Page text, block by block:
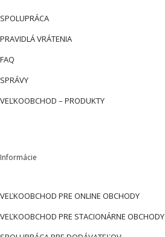
SPOLUPRÁCA
PRAVIDLÁ VRÁTENIA
FAQ
SPRÁVY
VEĽKOOBCHOD – PRODUKTY
Informácie
VEĽKOOBCHOD PRE ONLINE OBCHODY
VEĽKOOBCHOD PRE STACIONÁRNE OBCHODY